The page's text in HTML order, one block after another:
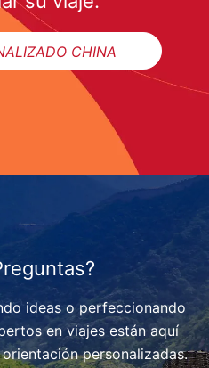
CHINA
ideas o perfeccionando
en viajes están aquí
personalizadas.